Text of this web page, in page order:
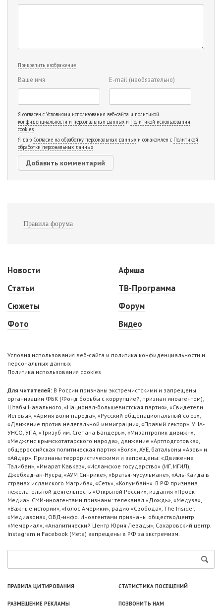
Прикрепить изображение
Ваше имя E-mail (необязательно)
Я согласен с Условиями использования веб-сайта и политикой
конфиденциальности и персональных данных и Политикой использования
cookies
Я даю Согласие на обработку персональных данных и ознакомлен с Политикой
обработки персональных данных
Правила форума
Новости
Статьи
Сюжеты
Фото
Афиша
ТВ-Программа
Форум
Видео
Условия использования веб-сайта и политика конфиденциальности и
персональных данных
Политика использования cookies
Для читателей: В России признаны экстремистскими и запрещены
организации ФБК (Фонд борьбы с коррупцией, признан иноагентом),
Штабы Навального, «Национал-большевистская партия», «Свидетели
Иеговы», «Армия воли народа», «Русский общенациональный союз»,
«Движение против нелегальной иммиграции», «Правый сектор», УНА-
УНСО, УПА, «Тризуб им. Степана Бандеры», «Мизантропик дивижн»,
«Меджлис крымскотатарского народа», движение «Артподготовка»,
общероссийская политическая партия «Воля», АУЕ, батальоны «Азов» и
«Айдар». Признаны террористическими и запрещены: «Движение
Талибан», «Имарат Кавказ», «Исламское государство» (ИГ, ИГИЛ),
Джебхад-ан-Нусра, «АУМ Синрике», «Братья-мусульмане», «Аль-Каида в
странах исламского Магриба», «Сеть», «Колумбайн». В РФ признана
нежелательной деятельность «Открытой России», издания «Проект
Медиа». СМИ-иноагентами признаны: телеканал «Дождь», «Медуза»,
«Важные истории», «Голос Америки», радио «Свобода», The Insider,
«Медиазона», ОВД-инфо. Иноагентами признаны общество/центр
«Мемориал», «Аналитический Центр Юрия Левады», Сахаровский центр.
Instagram и Facebook (Metа) запрещены в РФ за экстремизм.
ПРАВИЛА ЦИТИРОВАНИЯ СТАТИСТИКА ПОСЕЩЕНИЙ
РАЗМЕЩЕНИЕ РЕКЛАМЫ ПОЗВОНИТЬ НАМ